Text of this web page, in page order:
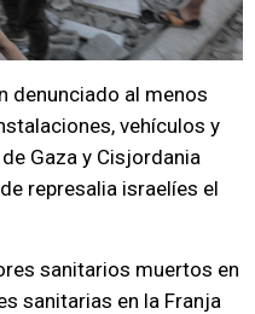
denunciado al menos
vehículos y
Gaza y Cisjordania
represalia israelíes el
sanitarios muertos en
sanitarias en la Franja